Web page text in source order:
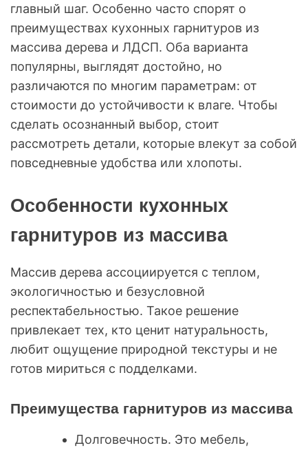
главный шаг. Особенно часто спорят о
преимуществах кухонных гарнитуров из
массива дерева и ЛДСП. Оба варианта
популярны, выглядят достойно, но
различаются по многим параметрам: от
стоимости до устойчивости к влаге. Чтобы
сделать осознанный выбор, стоит
рассмотреть детали, которые влекут за собой
повседневные удобства или хлопоты.
Особенности кухонных
гарнитуров из массива
Массив дерева ассоциируется с теплом,
экологичностью и безусловной
респектабельностью. Такое решение
привлекает тех, кто ценит натуральность,
любит ощущение природной текстуры и не
готов мириться с подделками.
Преимущества гарнитуров из массива
Долговечность. Это мебель,